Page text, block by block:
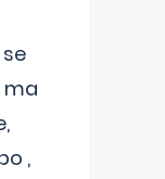
ma
,